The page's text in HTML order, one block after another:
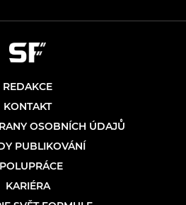
REDAKCE
KONTAKT
OSOBNÍCH ÚDAJŮ
PUBLIKOVÁNÍ
KARIÉRA